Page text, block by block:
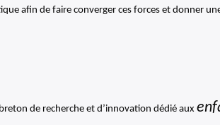
afin de faire converger ces forces et donner
de recherche et d’innovation dédié aux